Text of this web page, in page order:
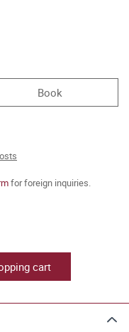
Book
for foreign inquiries.
cart